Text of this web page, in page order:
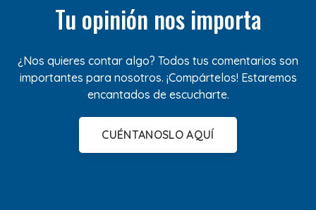
Tu opinión nos importa
¿Nos quieres contar algo? Todos tus comentarios son
importantes para nosotros. ¡Compártelos! Estaremos
encantados de escucharte.
CUÉNTANOSLO AQUÍ